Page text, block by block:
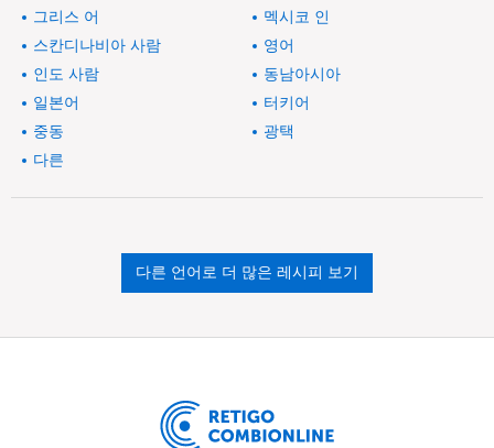
그리스 어
멕시코 인
스칸디나비아 사람
영어
인도 사람
동남아시아
일본어
터키어
중동
광택
다른
다른 언어로 더 많은 레시피 보기